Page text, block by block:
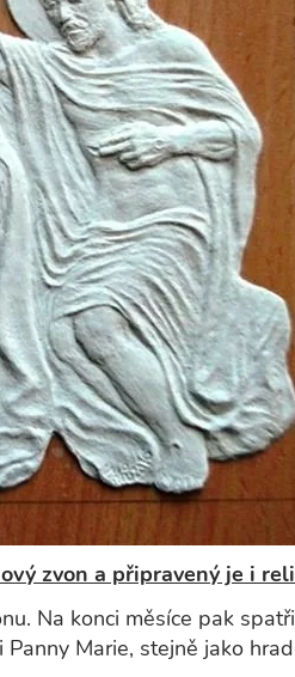
zvon a připravený je i
Na konci měsíce pak
Marie, stejně jako